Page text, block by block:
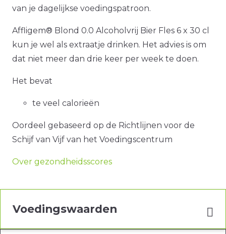
van je dagelijkse voedingspatroon.
Affligem® Blond 0.0 Alcoholvrij Bier Fles 6 x 30 cl
kun je wel als extraatje drinken. Het advies is om
dat niet meer dan drie keer per week te doen.
Het bevat
te veel calorieën
Oordeel gebaseerd op de Richtlijnen voor de
Schijf van Vijf van het Voedingscentrum
Over gezondheidsscores
Voedingswaarden